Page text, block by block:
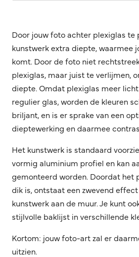
Door jouw foto achter plexiglas
kunstwerk extra diepte, waarmee
komt. Door de foto niet
plexiglas, maar juist te verlijmen,
diepte. Omdat plexiglas meer
regulier glas, worden de kleuren
briljant, en is er sprake van een
dieptewerking en daarmee
Het kunstwerk is standaard
vormig aluminium profiel en kan
gemonteerd worden. Doordat het
dik is, ontstaat een zwevend
kunstwerk aan de muur. Je kunt
stijlvolle baklijst in verschillende
Kortom: jouw foto-art zal er
uitzien.